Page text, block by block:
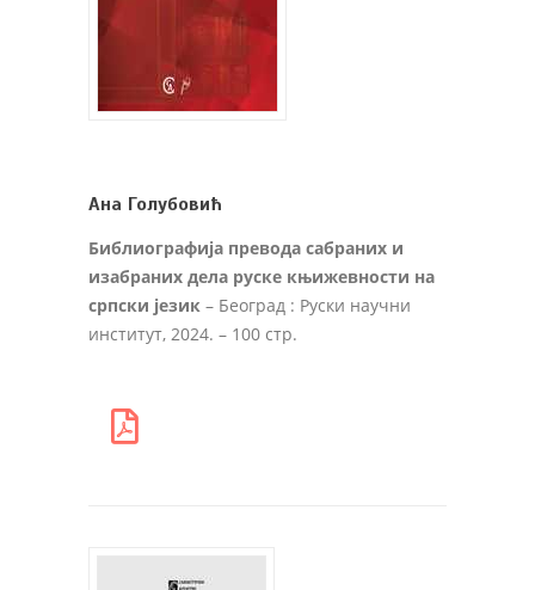
Aна Голубовић
Библиографија превода сабраних и
изабраних дела руске књижевности на
српски језик – Београд : Руски научни
институт, 2024. – 100 стр.